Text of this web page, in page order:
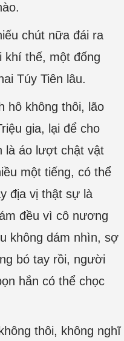
chút nữa đái ra
khí thế, một đống
Túy Tiên lâu.
hô không thôi, lão
gia, lại để cho
là áo lượt chật vật
một tiếng, có thể
địa vị thật sự là
đều vì cô nương
không dám nhìn, sợ
bó tay rồi, người
hắn có thể chọc
thôi, không nghĩ